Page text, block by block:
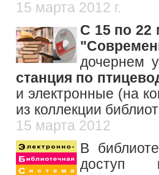
15 марта 2012 г.
С 15 по 22
дочернем
станция по
и электронные (на
из коллекции
15 марта 2012
В